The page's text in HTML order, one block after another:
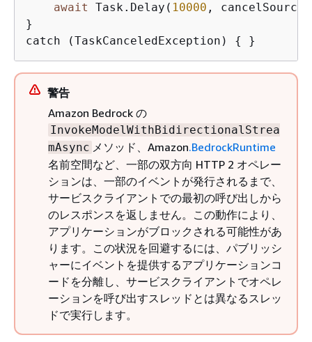
await
Task.Delay( 10000 ,
}
catch (TaskCanceledException) { }
警告
Amazon Bedrock の
InvokeModelWithBidirectionalStrea
mAsync メソッド、Amazon.BedrockRuntime
名前空間など、一部の双方向 HTTP 2 オペレー
ションは、一部のイベントが発行されるまで、
サービスクライアントでの最初の呼び出しから
のレスポンスを返しません。この動作により、
アプリケーションがブロックされる可能性があ
ります。この状況を回避するには、パブリッシ
ャーにイベントを提供するアプリケーションコ
ードを分離し、サービスクライアントでオペレ
ーションを呼び出すスレッドとは異なるスレッ
ドで実行します。